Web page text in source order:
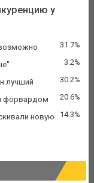
у
31.7%
3.2%
лучший 30.2%
форвардом 20.6%
новую
14.3%